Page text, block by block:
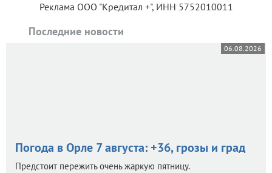
Реклама ООО "Кредитал +", ИНН 5752010011
Последние новости
06.08.2026
Погода в Орле 7 августа: +36, грозы и град
Предстоит пережить очень жаркую пятницу.